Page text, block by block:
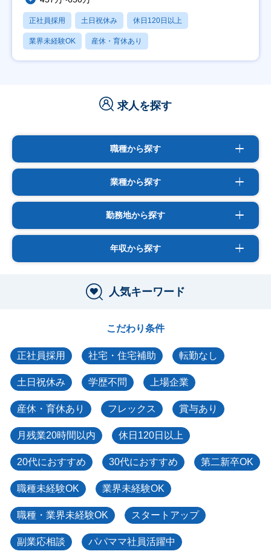
正社員採用 土日祝休み 休日120日以上
業界未経験OK 産休・育休あり
求人を探す
職種から探す
業種から探す
勤務地から探す
年収から探す
人気キーワード
こだわり条件
正社員採用 社宅・住宅補助 転勤なし
土日祝休み 学歴不問 上場企業
産休・育休あり フレックス 賞与あり
月残業20時間以内 休日120日以上
20代におすすめ 30代におすすめ 第二新卒OK
職種未経験OK 業界未経験OK
職種・業界未経験OK スタートアップ
副業応相談 パパママ社員活躍中